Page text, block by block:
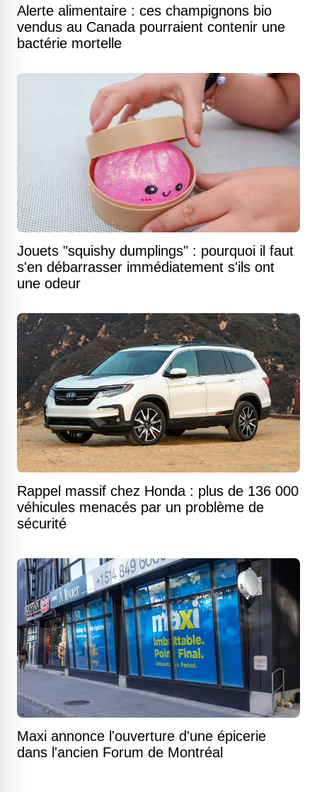
Alerte alimentaire : ces champignons bio
vendus au Canada pourraient contenir une
bactérie mortelle
Jouets "squishy dumplings" : pourquoi il faut
s'en débarrasser immédiatement s'ils ont
une odeur
Rappel massif chez Honda : plus de 136 000
véhicules menacés par un problème de
sécurité
Maxi annonce l'ouverture d'une épicerie
dans l'ancien Forum de Montréal